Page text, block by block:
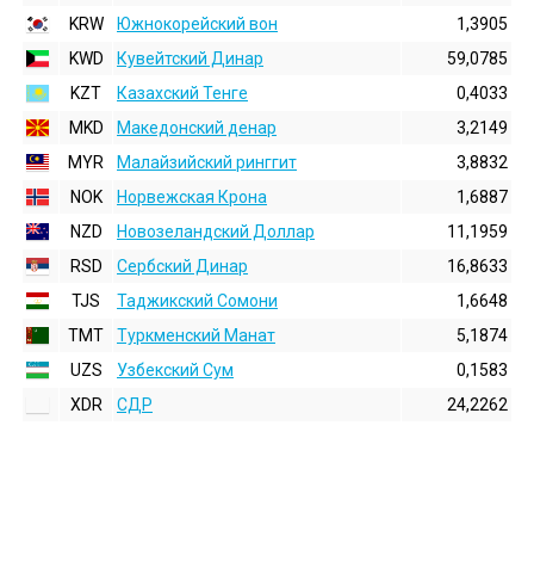
KRW
Южнокорейский вон
1,3905
KWD
Кувейтский Динар
59,0785
KZT
Казахский Тенге
0,4033
MKD
Македонский денар
3,2149
MYR
Малайзийский ринггит
3,8832
NOK
Норвежская Крона
1,6887
NZD
Новозеландский Доллар
11,1959
RSD
Сербский Динар
16,8633
TJS
Таджикский Сомони
1,6648
TMT
Туркменский Манат
5,1874
UZS
Узбекский Сум
0,1583
XDR
СДР 24,2262